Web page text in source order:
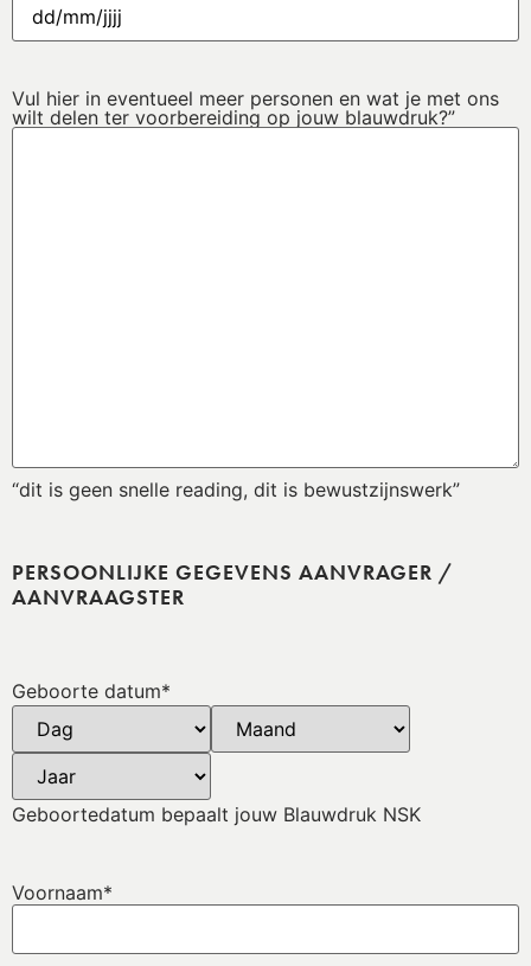
Vul hier in eventueel meer personen en wat je met ons
wilt delen ter voorbereiding op jouw blauwdruk?”
“dit is geen snelle reading, dit is bewustzijnswerk”
PERSOONLIJKE GEGEVENS AANVRAGER /
AANVRAAGSTER
Geboorte datum*
Geboortedatum bepaalt jouw Blauwdruk NSK
Voornaam*